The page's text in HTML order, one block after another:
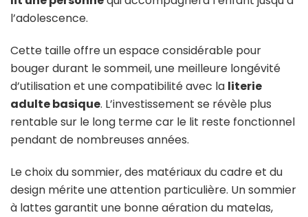
l’adolescence.
Cette taille offre un espace considérable pour
bouger durant le sommeil, une meilleure longévité
d’utilisation et une compatibilité avec la literie
adulte basique. L’investissement se révèle plus
rentable sur le long terme car le lit reste fonctionnel
pendant de nombreuses années.
Le choix du sommier, des matériaux du cadre et du
design mérite une attention particulière. Un sommier
à lattes garantit une bonne aération du matelas,